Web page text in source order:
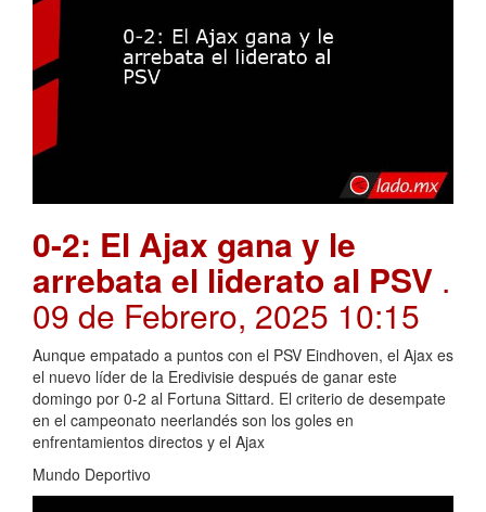
0-2: El Ajax gana y le
arrebata el liderato al PSV .
09 de Febrero, 2025 10:15
Aunque empatado a puntos con el PSV Eindhoven, el Ajax es
el nuevo líder de la Eredivisie después de ganar este
domingo por 0-2 al Fortuna Sittard. El criterio de desempate
en el campeonato neerlandés son los goles en
enfrentamientos directos y el Ajax
Mundo Deportivo